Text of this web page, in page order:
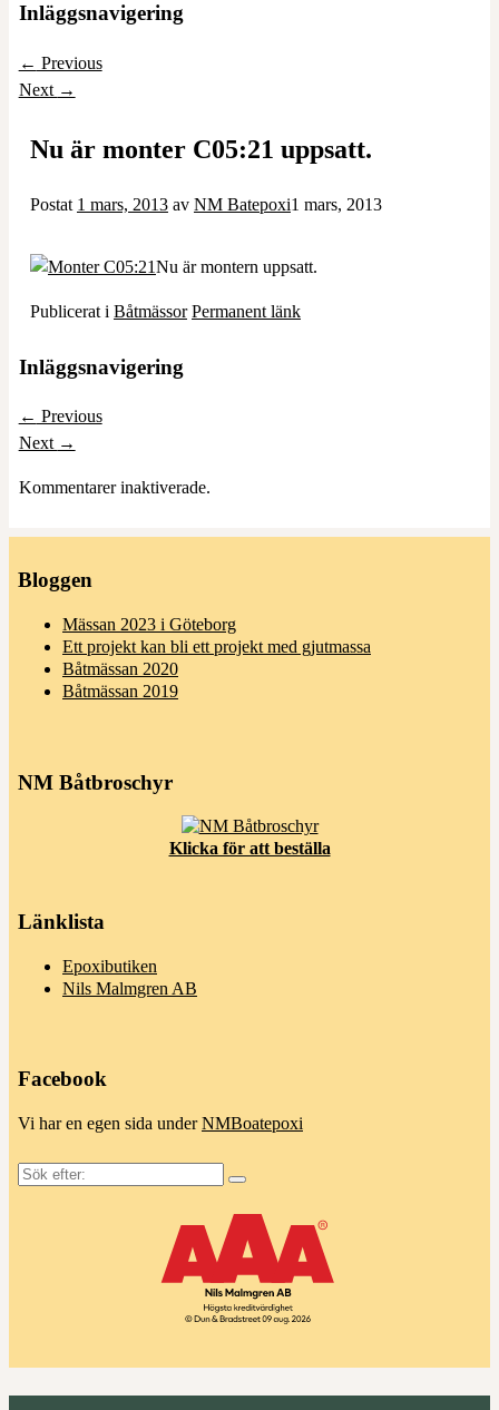
Inläggsnavigering
← Previous
Next →
Nu är monter C05:21 uppsatt.
Postat 1 mars, 2013 av NM Batepoxi1 mars, 2013
Nu är montern uppsatt.
Publicerat i Båtmässor Permanent länk
Inläggsnavigering
← Previous
Next →
Kommentarer inaktiverade.
Bloggen
Mässan 2023 i Göteborg
Ett projekt kan bli ett projekt med gjutmassa
Båtmässan 2020
Båtmässan 2019
NM Båtbroschyr
Klicka för att beställa
Länklista
Epoxibutiken
Nils Malmgren AB
Facebook
Vi har en egen sida underNMBoatepoxi
Sök